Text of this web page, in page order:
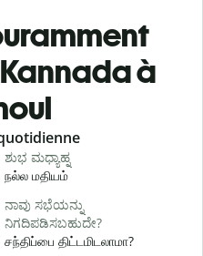
à
ಶುಭ ಮಧ್ಯಾಹ್ನ
நல்ல மதியம்
ನಾವು ಸಭೆಯನ್ನು
ನಿಗದಿಪಡಿಸಬಹುದೇ?
சந்திப்பை திட்டமிடலாமா?